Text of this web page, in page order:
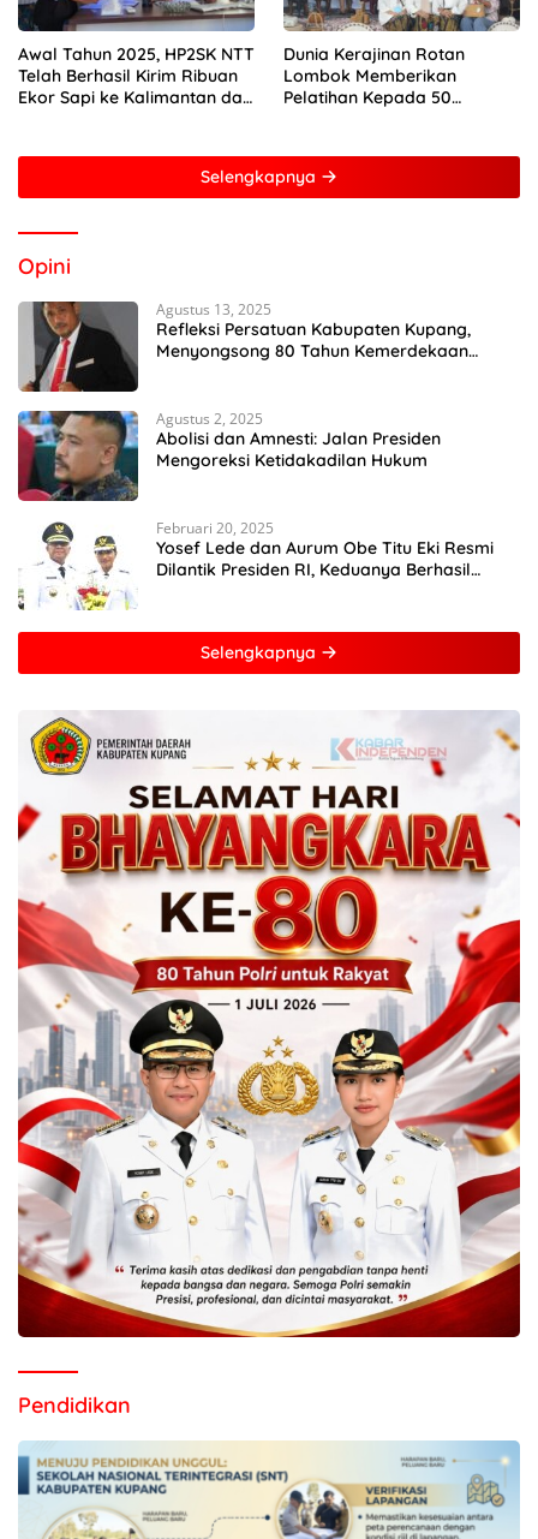
Awal Tahun 2025, HP2SK NTT
Telah Berhasil Kirim Ribuan
Ekor Sapi ke Kalimantan dan
Dunia Kerajinan Rotan
Lombok Memberikan
Pelatihan Kepada 50
Young Frenuer 2024
Selengkapnya
Opini
Agustus 13, 2025
Refleksi Persatuan Kabupaten Kupang,
Menyongsong 80 Tahun Kemerdekaan
Agustus 2, 2025
Abolisi dan Amnesti: Jalan Presiden
Mengoreksi Ketidakadilan Hukum
Februari 20, 2025
Yosef Lede dan Aurum Obe Titu Eki Resmi
Dilantik Presiden RI, Keduanya Berhasil
Selengkapnya
Pendidikan